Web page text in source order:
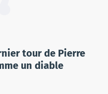
tour de Pierre
un diable